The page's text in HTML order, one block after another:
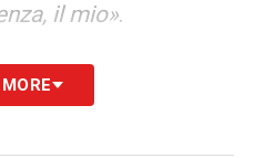
il mio».
ottimo rapporto con
Chiedeva